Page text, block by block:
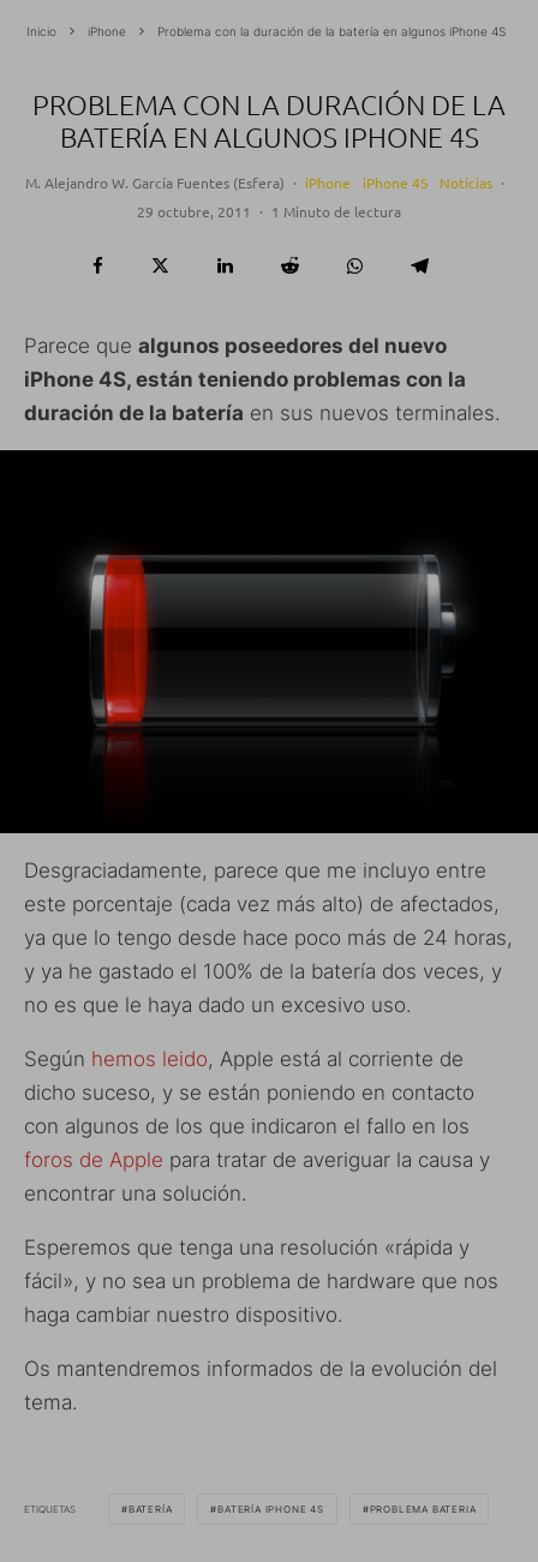
Inicio iPhone Problema con la duración de la batería en algunos iPhone 4S
PROBLEMA CON LA DURACIÓN DE LA
BATERÍA EN ALGUNOS IPHONE 4S
M. Alejandro W. García Fuentes (Esfera) · iPhone iPhone 4S Noticias ·
29 octubre, 2011
· 1 Minuto de lectura
Parece que algunos poseedores del nuevo
iPhone 4S, están teniendo problemas con la
duración de la batería en sus nuevos terminales.
Desgraciadamente, parece que me incluyo entre
este porcentaje (cada vez más alto) de afectados,
ya que lo tengo desde hace poco más de 24 horas,
y ya he gastado el 100% de la batería dos veces, y
no es que le haya dado un excesivo uso.
Según hemos leido, Apple está al corriente de
dicho suceso, y se están poniendo en contacto
con algunos de los que indicaron el fallo en los
foros de Apple para tratar de averiguar la causa y
encontrar una solución.
Esperemos que tenga una resolución «rápida y
fácil», y no sea un problema de hardware que nos
haga cambiar nuestro dispositivo.
Os mantendremos informados de la evolución del
tema.
ETIQUETAS BATERÍA BATERÍA IPHONE 4S PROBLEMA BATERIA